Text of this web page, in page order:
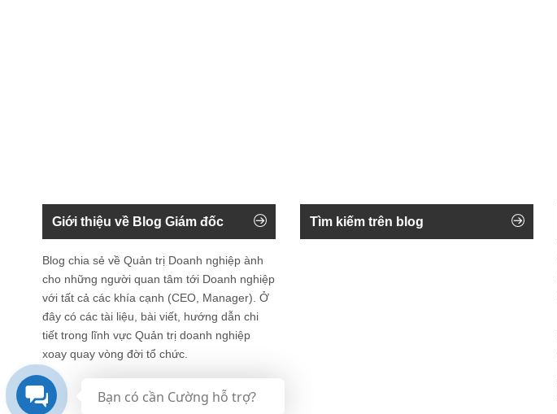
Giới thiệu về Blog Giám đốc
Blog chia sẻ về Quản trị Doanh nghiệp ành
cho những người quan tâm tới Doanh nghiệp
với tất cả các khía cạnh (CEO, Manager). Ở
đây có các tài liệu, bài viết, hướng dẫn chi
tiết trong lĩnh vực Quản trị doanh nghiệp
xoay quay vòng đời tổ chức.
Tìm kiếm trên blog
Bạn có cần Cường hỗ trợ?